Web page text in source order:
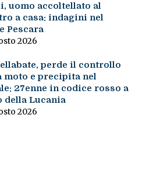
uomo accoltellato al
a casa: indagini nel
Pescara
2026
perde il controllo
moto e precipita nel
27enne in codice rosso a
della Lucania
2026